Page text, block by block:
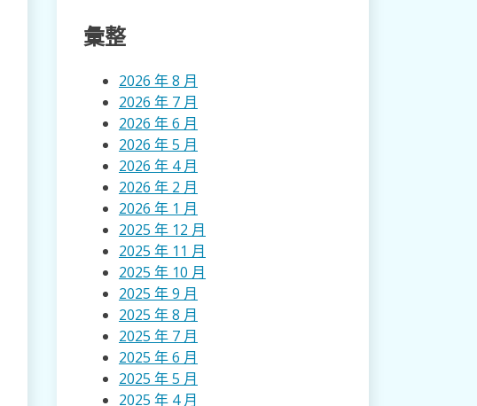
彙整
2026 年 8 月
2026 年 7 月
2026 年 6 月
2026 年 5 月
2026 年 4 月
2026 年 2 月
2026 年 1 月
2025 年 12 月
2025 年 11 月
2025 年 10 月
2025 年 9 月
2025 年 8 月
2025 年 7 月
2025 年 6 月
2025 年 5 月
2025 年 4 月